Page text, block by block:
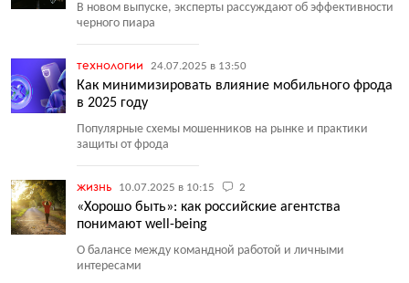
В новом выпуске, эксперты рассуждают об эффективности
черного пиара
технологии 24.07.2025 в 13:50
Как минимизировать влияние мобильного фрода
в 2025 году
Популярные схемы мошенников на рынке и практики
защиты от фрода
жизнь 10.07.2025 в 10:15 2
«Хорошо быть»: как российские агентства
понимают well-being
О балансе между командной работой и личными
интересами